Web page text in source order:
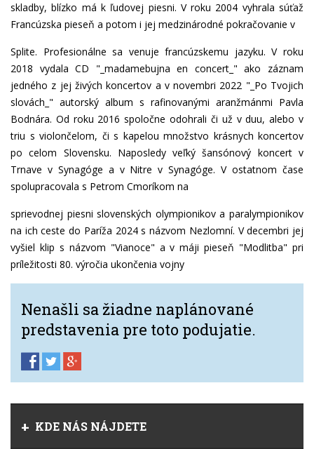
skladby, blízko má k ľudovej piesni. V roku 2004 vyhrala súťaž
Francúzska pieseň a potom i jej medzinárodné pokračovanie v
Splite. Profesionálne sa venuje francúzskemu jazyku. V roku
2018 vydala CD "_madamebujna en concert_" ako záznam
jedného z jej živých koncertov a v novembri 2022 "_Po Tvojich
slovách_" autorský album s rafinovanými aranžmánmi Pavla
Bodnára. Od roku 2016 spoločne odohrali či už v duu, alebo v
triu s violončelom, či s kapelou množstvo krásnych koncertov
po celom Slovensku. Naposledy veľký šansónový koncert v
Trnave v Synagóge a v Nitre v Synagóge. V ostatnom čase
spolupracovala s Petrom Cmoríkom na
sprievodnej piesni slovenských olympionikov a paralympionikov
na ich ceste do Paríža 2024 s názvom Nezlomní. V decembri jej
vyšiel klip s názvom "Vianoce" a v máji pieseň "Modlitba" pri
príležitosti 80. výročia ukončenia vojny
Nenašli sa žiadne naplánované
predstavenia pre toto podujatie.
KDE NÁS NÁJDETE